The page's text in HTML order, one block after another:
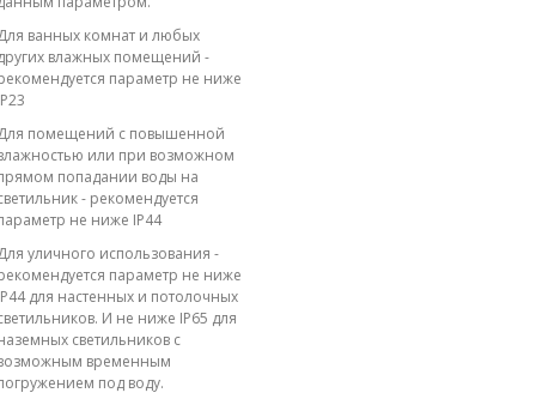
ванных комнат и любых
влажных помещений -
параметр не ниже
помещений с повышенной
или при возможном
попадании воды на
- рекомендуется
не ниже IP44
уличного использования -
параметр не ниже
для настенных и потолочных
И не ниже IP65 для
светильников с
временным
под воду.